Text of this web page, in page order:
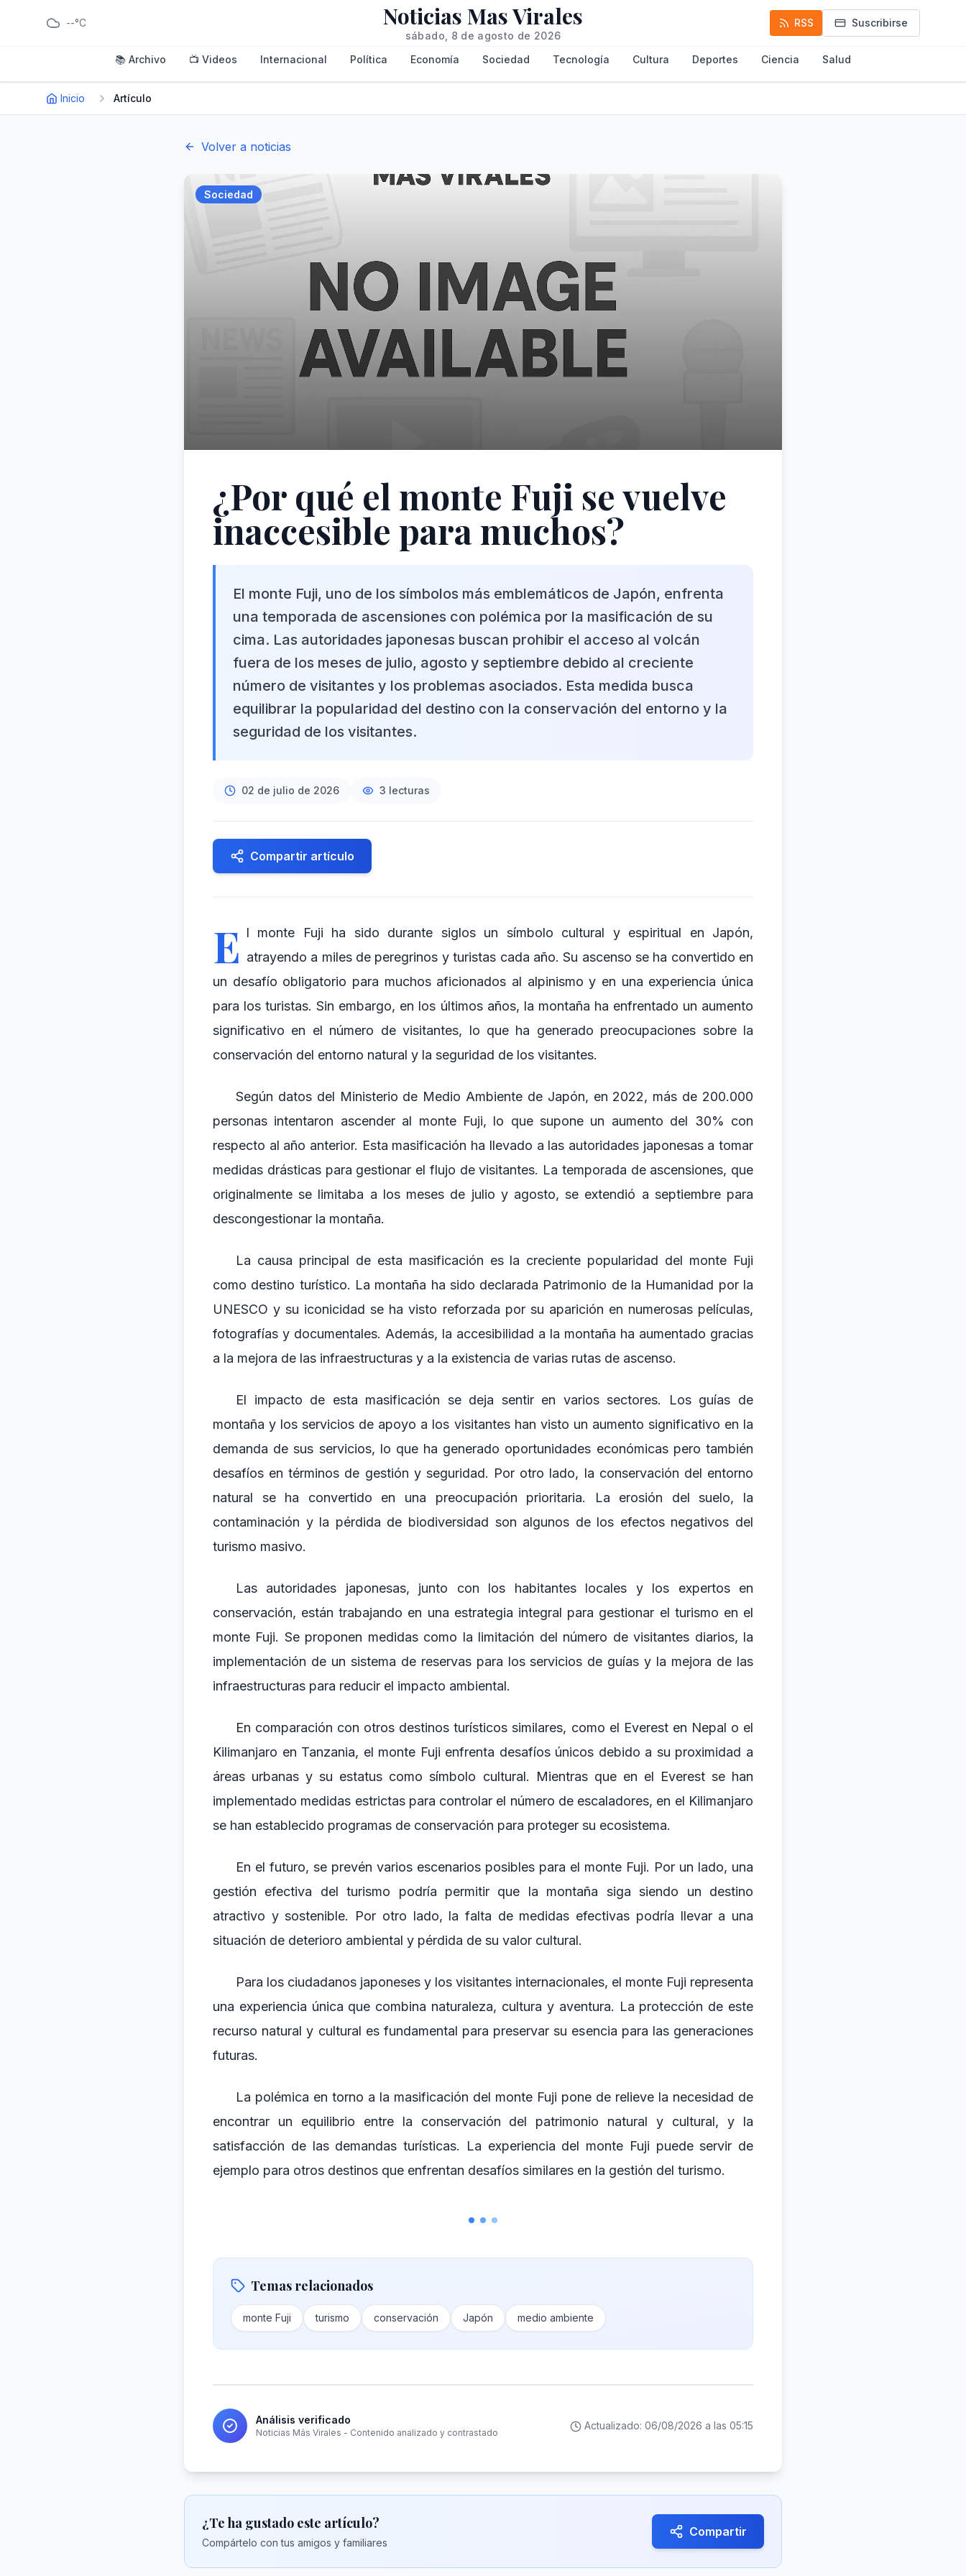
--°C Noticias Mas Virales
sábado, 8 de agosto de 2026
RSS Suscribirse
📚 Archivo 📺 Videos Internacional Política Economía Sociedad Tecnología Cultura Deportes Ciencia Salud
Inicio Artículo
Volver a noticias
Sociedad
¿Por qué el monte Fuji se vuelve
inaccesible para muchos?
El monte Fuji, uno de los símbolos más emblemáticos de Japón, enfrenta
una temporada de ascensiones con polémica por la masificación de su
cima. Las autoridades japonesas buscan prohibir el acceso al volcán
fuera de los meses de julio, agosto y septiembre debido al creciente
número de visitantes y los problemas asociados. Esta medida busca
equilibrar la popularidad del destino con la conservación del entorno y la
seguridad de los visitantes.
02 de julio de 2026 3 lecturas
Compartir artículo
E l monte Fuji ha sido durante siglos un símbolo cultural y espiritual en Japón,
atrayendo a miles de peregrinos y turistas cada año. Su ascenso se ha convertido en
un desafío obligatorio para muchos aficionados al alpinismo y en una experiencia única
para los turistas. Sin embargo, en los últimos años, la montaña ha enfrentado un aumento
significativo en el número de visitantes, lo que ha generado preocupaciones sobre la
conservación del entorno natural y la seguridad de los visitantes.
Según datos del Ministerio de Medio Ambiente de Japón, en 2022, más de 200.000
personas intentaron ascender al monte Fuji, lo que supone un aumento del 30% con
respecto al año anterior. Esta masificación ha llevado a las autoridades japonesas a tomar
medidas drásticas para gestionar el flujo de visitantes. La temporada de ascensiones, que
originalmente se limitaba a los meses de julio y agosto, se extendió a septiembre para
descongestionar la montaña.
La causa principal de esta masificación es la creciente popularidad del monte Fuji
como destino turístico. La montaña ha sido declarada Patrimonio de la Humanidad por la
UNESCO y su iconicidad se ha visto reforzada por su aparición en numerosas películas,
fotografías y documentales. Además, la accesibilidad a la montaña ha aumentado gracias
a la mejora de las infraestructuras y a la existencia de varias rutas de ascenso.
El impacto de esta masificación se deja sentir en varios sectores. Los guías de
montaña y los servicios de apoyo a los visitantes han visto un aumento significativo en la
demanda de sus servicios, lo que ha generado oportunidades económicas pero también
desafíos en términos de gestión y seguridad. Por otro lado, la conservación del entorno
natural se ha convertido en una preocupación prioritaria. La erosión del suelo, la
contaminación y la pérdida de biodiversidad son algunos de los efectos negativos del
turismo masivo.
Las autoridades japonesas, junto con los habitantes locales y los expertos en
conservación, están trabajando en una estrategia integral para gestionar el turismo en el
monte Fuji. Se proponen medidas como la limitación del número de visitantes diarios, la
implementación de un sistema de reservas para los servicios de guías y la mejora de las
infraestructuras para reducir el impacto ambiental.
En comparación con otros destinos turísticos similares, como el Everest en Nepal o el
Kilimanjaro en Tanzania, el monte Fuji enfrenta desafíos únicos debido a su proximidad a
áreas urbanas y su estatus como símbolo cultural. Mientras que en el Everest se han
implementado medidas estrictas para controlar el número de escaladores, en el Kilimanjaro
se han establecido programas de conservación para proteger su ecosistema.
En el futuro, se prevén varios escenarios posibles para el monte Fuji. Por un lado, una
gestión efectiva del turismo podría permitir que la montaña siga siendo un destino
atractivo y sostenible. Por otro lado, la falta de medidas efectivas podría llevar a una
situación de deterioro ambiental y pérdida de su valor cultural.
Para los ciudadanos japoneses y los visitantes internacionales, el monte Fuji representa
una experiencia única que combina naturaleza, cultura y aventura. La protección de este
recurso natural y cultural es fundamental para preservar su esencia para las generaciones
futuras.
La polémica en torno a la masificación del monte Fuji pone de relieve la necesidad de
encontrar un equilibrio entre la conservación del patrimonio natural y cultural, y la
satisfacción de las demandas turísticas. La experiencia del monte Fuji puede servir de
ejemplo para otros destinos que enfrentan desafíos similares en la gestión del turismo.
Temas relacionados
monte Fuji turismo conservación Japón medio ambiente
Análisis verificado
Noticias Más Virales - Contenido analizado y contrastado
Actualizado: 06/08/2026 a las 05:15
¿Te ha gustado este artículo?
Compártelo con tus amigos y familiares
Compartir